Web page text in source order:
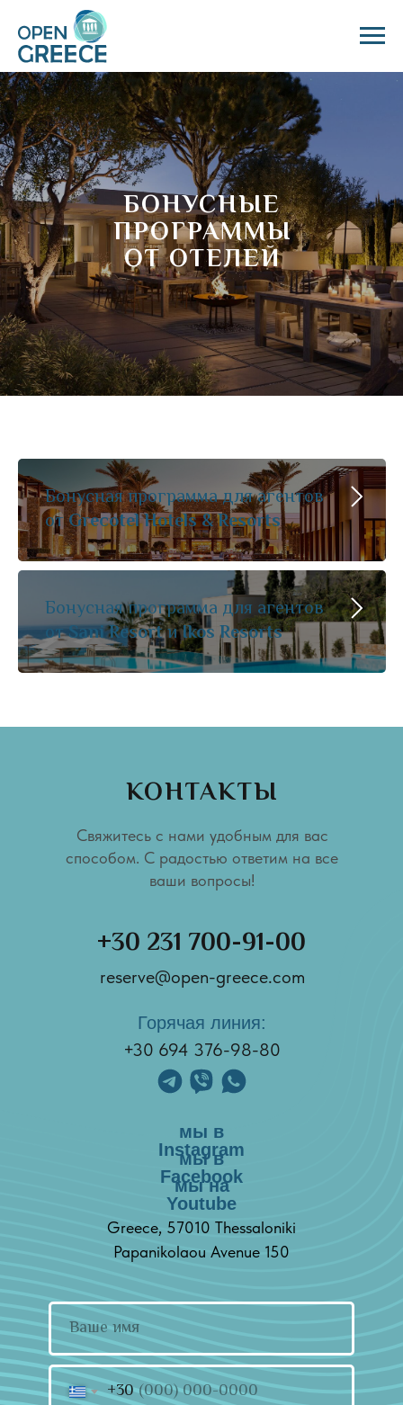
БОНУСНЫЕ
ПРОГРАММЫ
ОТ ОТЕЛЕЙ
Бонусная программа для агентов
отGrecotel Hotels & Resorts
Бонусная программа для агентов
отSani ResortиIkos Resorts
КОНТАКТЫ
Свяжитесь с нами удобным для вас
способом. С радостью ответим на все
ваши вопросы!
+30
+30 231 700-91-00
reserve@open-greece.com
Greece, 57010 Thessaloniki
Papanikolaou Avenue 150
мы в
Instagram
мы в
Facebook
мы на
Youtube
Горячая линия:
+30 694 376-98-80